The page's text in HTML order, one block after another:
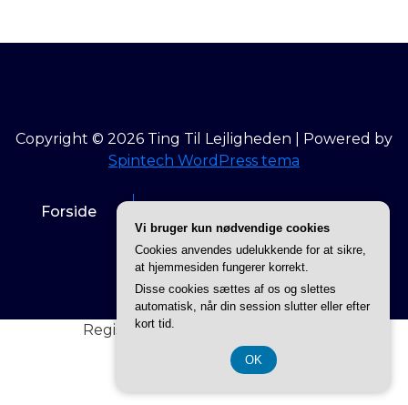
Copyright © 2026 Ting Til Lejligheden | Powered by
Spintech WordPress tema
Forside
Privatlivspolitik
Registreringsnummer 3740 7739
Vi bruger kun nødvendige cookies
Cookies anvendes udelukkende for at sikre,
at hjemmesiden fungerer korrekt.
Disse cookies sættes af os og slettes
automatisk, når din session slutter eller efter
kort tid.
OK